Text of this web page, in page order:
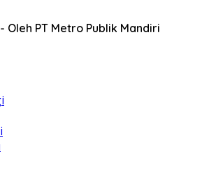
Kirab Merah Putih di Desa Silo Baru,
Aksi Bergizi di Sekolah, Sasar 450
Stunting